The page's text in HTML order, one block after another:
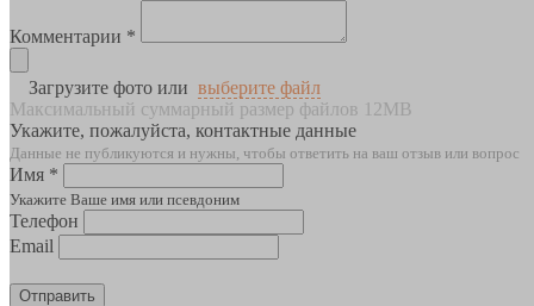
Комментарии *
Загрузите фото или выберите файл
Максимальный суммарный размер файлов 12MB
Укажите, пожалуйста, контактные данные
Данные не публикуются и нужны, чтобы ответить на ваш отзыв или вопрос
Имя *
Укажите Ваше имя или псевдоним
Телефон
Email
Отправить